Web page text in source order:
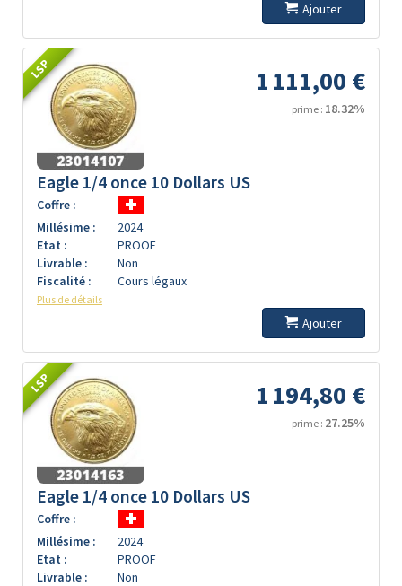
Ajouter
LSP 1 111,00 €
prime : 18.32%
Eagle 1/4 once 10 Dollars US
Coffre :
Millésime :
2024
Etat :
PROOF
Livrable :
Non
Fiscalité :
Cours légaux
Plus de détails
Ajouter
LSP 1 194,80 €
prime : 27.25%
Eagle 1/4 once 10 Dollars US
Coffre :
Millésime :
2024
Etat :
PROOF
Livrable :
Non